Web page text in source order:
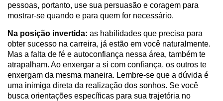
pessoas, portanto, use sua persuasão e coragem para
mostrar-se quando e para quem for necessário.
Na posição invertida: as habilidades que precisa para
obter sucesso na carreira, já estão em você naturalmente.
Mas a falta de fé e autoconfiança nessa área, também te
atrapalham. Ao enxergar a si com confiança, os outros te
enxergam da mesma maneira. Lembre-se que a dúvida é
uma inimiga direta da realização dos sonhos. Se você
busca orientações específicas para sua trajetória no